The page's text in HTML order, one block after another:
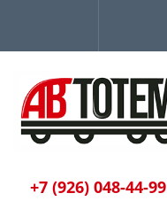
+7 (926) 048-44-99